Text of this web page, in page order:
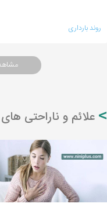
روند بارداری
علائم و ناراحتی